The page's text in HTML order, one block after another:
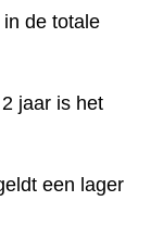
de totale
jaar is het
een lager